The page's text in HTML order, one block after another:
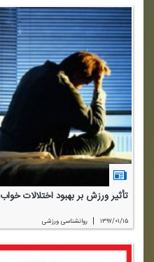
تأثیر ورزش بر بهبود اختلالات خواب
۱۳۹۷/۰۱/۱۵ | روانشناسی ورزشی